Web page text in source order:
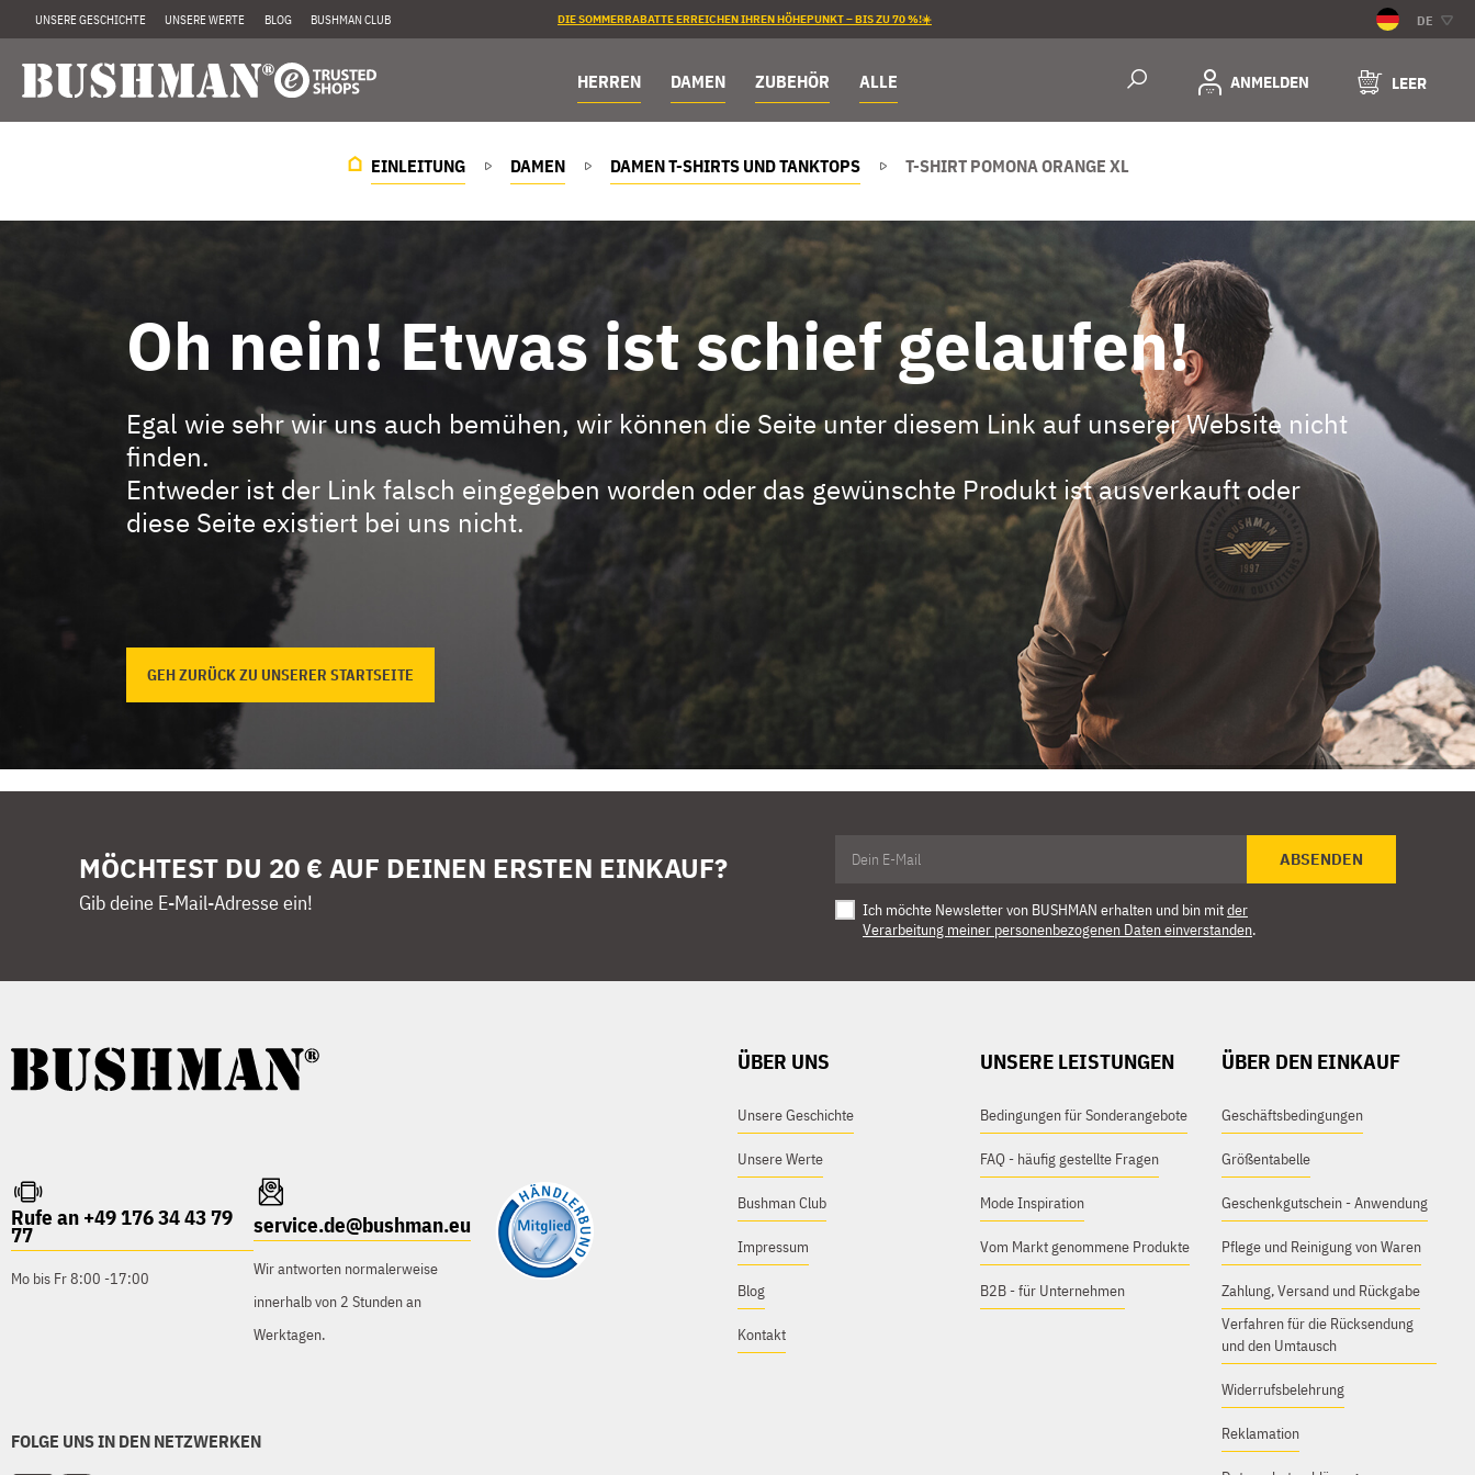
UNSERE GESCHICHTE UNSERE WERTE BLOG BUSHMAN CLUB DIE SOMMERRABATTE ERREICHEN IHREN HÖHEPUNKT – BIS ZU 70 %!☀️ DE
HERREN DAMEN ZUBEHÖR ALLE ANMELDEN LEER
EINLEITUNG DAMEN DAMEN T-SHIRTS UND TANKTOPS T-SHIRT POMONA ORANGE XL
Oh nein! Etwas ist schief gelaufen!
Egal wie sehr wir uns auch bemühen, wir können die Seite unter diesem Link auf unserer Website nicht
finden.
Entweder ist der Link falsch eingegeben worden oder das gewünschte Produkt ist ausverkauft oder
diese Seite existiert bei uns nicht.
GEH ZURÜCK ZU UNSERER STARTSEITE
MÖCHTEST DU 20 € AUF DEINEN ERSTEN EINKAUF?
Gib deine E-Mail-Adresse ein!
ABSENDEN
Ich möchte Newsletter von BUSHMAN erhalten und bin mitder
Verarbeitung meiner personenbezogenen Daten einverstanden.
Rufe an +49 176 34 43 79
77
Mo bis Fr 8:00 -17:00
service.de@bushman.eu
Wir antworten normalerweise
innerhalb von 2 Stunden an
Werktagen.
FOLGE UNS IN DEN NETZWERKEN
ÜBER UNS
Unsere Geschichte
Unsere Werte
Bushman Club
Impressum
Blog
Kontakt
UNSERE LEISTUNGEN
Bedingungen für Sonderangebote
FAQ - häufig gestellte Fragen
Mode Inspiration
Vom Markt genommene Produkte
B2B - für Unternehmen
ÜBER DEN EINKAUF
Geschäftsbedingungen
Größentabelle
Geschenkgutschein - Anwendung
Pflege und Reinigung von Waren
Zahlung, Versand und Rückgabe
Verfahren für die Rücksendung
und den Umtausch
Widerrufsbelehrung
Reklamation